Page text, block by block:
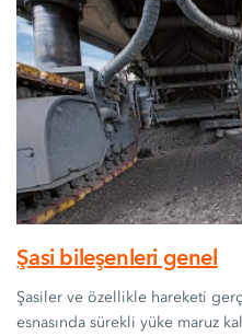
Şasi bileşenleri genel
Şasiler ve özellikle hareketi
esnasında sürekli yüke maruz